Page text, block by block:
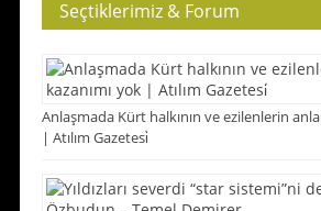
Seçtiklerimiz & Forum
Anlaşmada Kürt halkının ve ezilenlerin
| Atılım Gazetesi̇